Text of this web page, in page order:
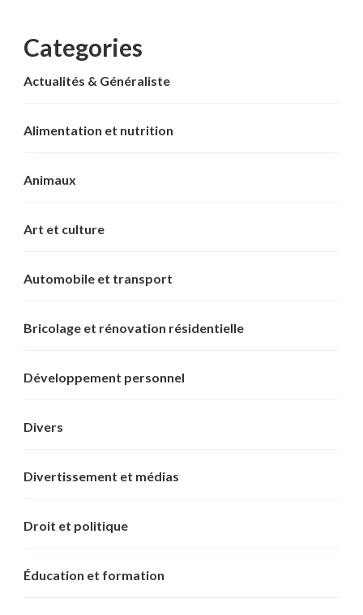
Categories
Actualités & Généraliste
Alimentation et nutrition
Animaux
Art et culture
Automobile et transport
Bricolage et rénovation résidentielle
Développement personnel
Divers
Divertissement et médias
Droit et politique
Éducation et formation